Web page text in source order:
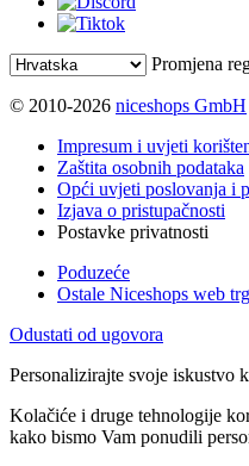
Promjena
© 2010-2026 niceshops GmbH
Impresum i uvjeti
Zaštita osobnih podataka
Opći uvjeti poslovanja i
Izjava o pristupačnosti
Postavke privatnosti
Poduzeće
Ostale Niceshops web
Odustati od ugovora
Personalizirajte svoje iskustvo
Kolačiće i druge tehnologije
kako bismo Vam ponudili